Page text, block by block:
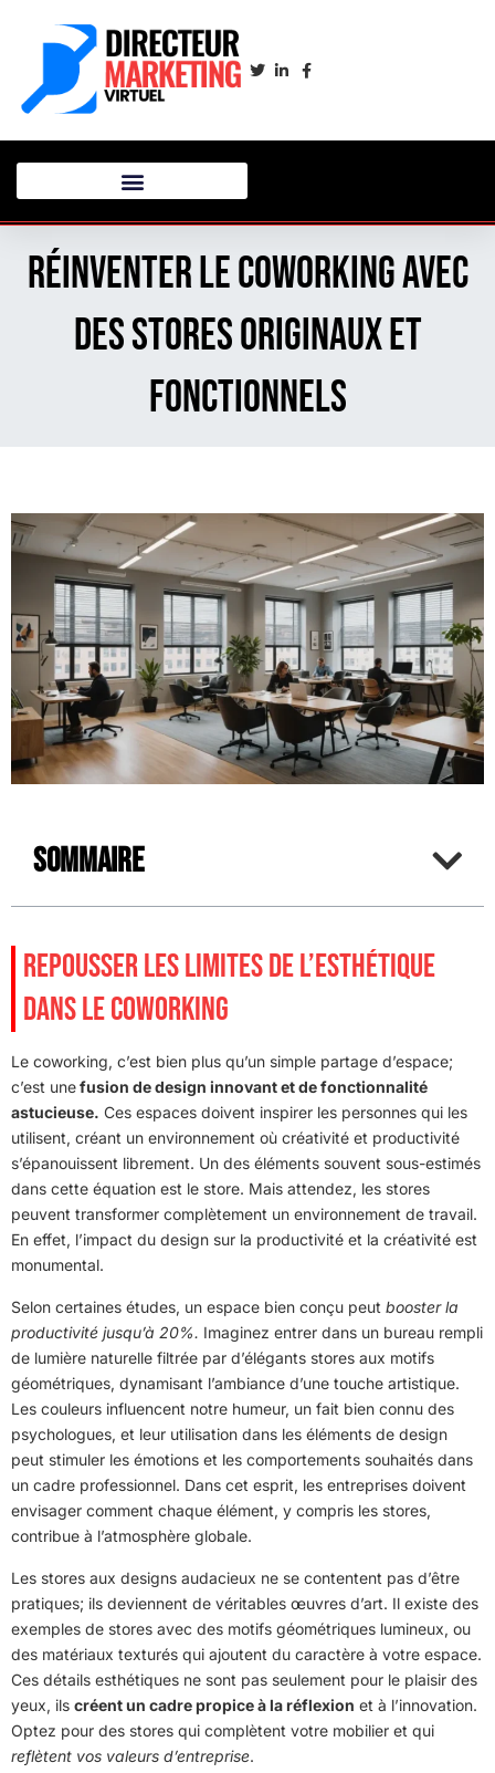
Réinventer le coworking avec
des stores originaux et
fonctionnels
Sommaire
REPOUSSER LES LIMITES DE L’ESTHÉTIQUE
DANS LE COWORKING
Le coworking, c’est bien plus qu’un simple partage d’espace;
c’est unefusion de design innovant et de fonctionnalité
astucieuse. Ces espaces doivent inspirer les personnes qui les
utilisent, créant un environnement où créativité et productivité
s’épanouissent librement. Un des éléments souvent sous-estimés
dans cette équation est le store. Mais attendez, les stores
peuvent transformer complètement un environnement de travail.
En effet, l’impact du design sur la productivité et la créativité est
monumental.
Selon certaines études, un espace bien conçu peut booster la
productivité jusqu’à 20%. Imaginez entrer dans un bureau rempli
de lumière naturelle filtrée par d’élégants stores aux motifs
géométriques, dynamisant l’ambiance d’une touche artistique.
Les couleurs influencent notre humeur, un fait bien connu des
psychologues, et leur utilisation dans les éléments de design
peut stimuler les émotions et les comportements souhaités dans
un cadre professionnel. Dans cet esprit, les entreprises doivent
envisager comment chaque élément, y compris les stores,
contribue à l’atmosphère globale.
Les stores aux designs audacieux ne se contentent pas d’être
pratiques; ils deviennent de véritables œuvres d’art. Il existe des
exemples de stores avec des motifs géométriques lumineux, ou
des matériaux texturés qui ajoutent du caractère à votre espace.
Ces détails esthétiques ne sont pas seulement pour le plaisir des
yeux, ils créent un cadre propice à la réflexion et à l’innovation.
Optez pour des stores qui complètent votre mobilier et qui
reflètent vos valeurs d’entreprise.